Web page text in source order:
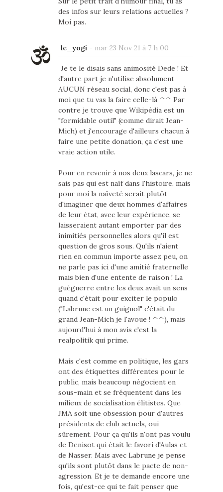
des infos sur leurs relations actuelles ?
Moi pas.
le_yogi- mar 23 Nov 21 à 7 h 00
Je te le disais sans animosité Dede ! Et
d'autre part je n'utilise absolument
AUCUN réseau social, donc c'est pas à
moi que tu vas la faire celle-là ^^ Par
contre je trouve que Wikipédia est un
"formidable outil" (comme dirait Jean-
Mich) et j'encourage d'ailleurs chacun à
faire une petite donation, ça c'est une
vraie action utile.
Pour en revenir à nos deux lascars, je ne
sais pas qui est naïf dans l'histoire, mais
pour moi la naïveté serait plutôt
d'imaginer que deux hommes d'affaires
de leur état, avec leur expérience, se
laisseraient autant emporter par des
inimitiés personnelles alors qu'il est
question de gros sous. Qu'ils n'aient
rien en commun importe assez peu, on
ne parle pas ici d'une amitié fraternelle
mais bien d'une entente de raison ! La
guéguerre entre les deux avait un sens
quand c'était pour exciter le populo
("Labrune est un guignol" c'était du
grand Jean-Mich je l'avoue ! ^^), mais
aujourd'hui à mon avis c'est la
realpolitik qui prime.
Mais c'est comme en politique, les gars
ont des étiquettes différentes pour le
public, mais beaucoup négocient en
sous-main et se fréquentent dans les
milieux de socialisation élitistes. Que
JMA soit une obsession pour d'autres
présidents de club actuels, oui
sûrement. Pour ça qu'ils n'ont pas voulu
de Denisot qui était le favori d'Aulas et
de Nasser. Mais avec Labrune je pense
qu'ils sont plutôt dans le pacte de non-
agression. Et je te demande encore une
fois, qu'est-ce qui te fait penser que